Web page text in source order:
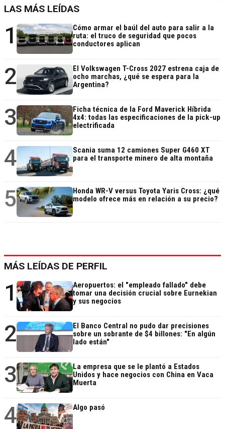
LAS MÁS LEÍDAS
1
Cómo armar el baúl del auto para salir a la
ruta: el truco de seguridad que pocos
conductores aplican
2
El Volkswagen T-Cross 2027 estrena caja de
ocho marchas, ¿qué se espera para la
Argentina?
3
Ficha técnica de la Ford Maverick Híbrida
4x4: todas las especificaciones de la pick-up
electrificada
4
Scania suma 12 camiones Super G460 XT
para el transporte minero de alta montaña
5
Honda WR-V versus Toyota Yaris Cross: ¿qué
modelo ofrece más en relación a su precio?
MÁS LEÍDAS DE PERFIL
1
Aeropuertos: el "empleado fallado" debe
tomar una decisión crucial sobre Eurnekian
y sus negocios
2
El Banco Central no pudo dar precisiones
sobre un sobrante de $4 billones: "En algún
lado están"
3
La empresa que se le plantó a Estados
Unidos y hace negocios con China en Vaca
Muerta
4 Algo pasó